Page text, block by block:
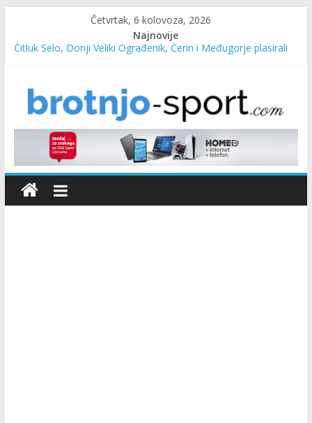
Četvrtak, 6 kolovoza, 2026
Najnovije
Čitluk Selo, Donji Veliki Ograđenik, Čerin i Međugorje plasirali
Marin Čilić napredovao na ATP ljestvici
Poznati polufinalisti MNL MZ općine Čitluk – Brotnjo 2026.
Predsjednica Vlade Marija Buhač, ministar Ivo Bevanda i
načelnik Marin Radišić čestitali organizatoricama na realizaciji
sportsko edukativnog kampa “Izlazi vani”